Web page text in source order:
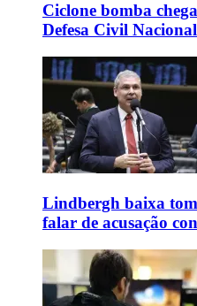
Ciclone bomba
Defesa Civil
Lindbergh baixa
falar de acusação